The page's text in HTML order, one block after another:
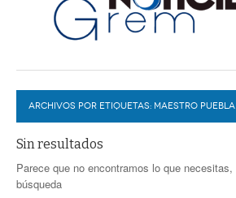
LAGUNA
TORREÓN
GÓMEZ PALACIO
LERDO
COAHUILA
DURANGO
DEPORTES
PROGRAMAS
EXA
COLABORADORES
ARCHIVOS POR ETIQUETAS: MAESTRO PUEBLA
Sin resultados
Parece que no encontramos lo que
búsqueda